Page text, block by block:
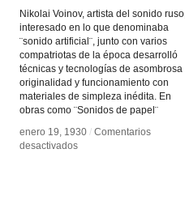
Nikolai Voinov, artista del sonido ruso,
interesado en lo que denominaba
¨sonido artificial¨, junto con varios
compatriotas de la época desarrolló
técnicas y tecnologías de asombrosa
originalidad y funcionamiento con
materiales de simpleza inédita. En
obras como ¨Sonidos de papel¨
enero 19, 1930 / Comentarios
desactivadosen
enero 19, 1930 / Comentarios
desactivadosen